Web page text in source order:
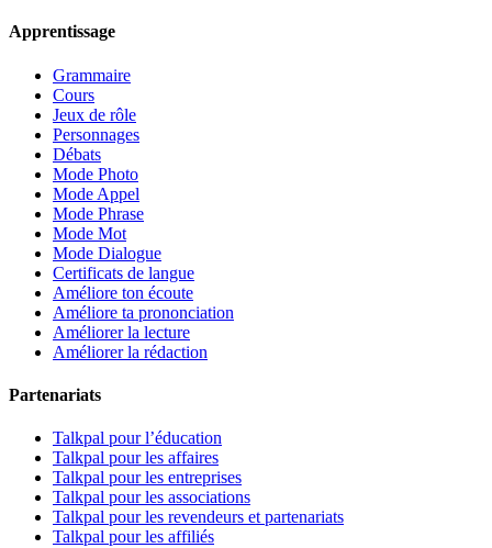
Apprentissage
Grammaire
Cours
Jeux de rôle
Personnages
Débats
Mode Photo
Mode Appel
Mode Phrase
Mode Mot
Mode Dialogue
Certificats de langue
Améliore ton écoute
Améliore ta prononciation
Améliorer la lecture
Améliorer la rédaction
Partenariats
Talkpal pour l’éducation
Talkpal pour les affaires
Talkpal pour les entreprises
Talkpal pour les associations
Talkpal pour les revendeurs et partenariats
Talkpal pour les affiliés